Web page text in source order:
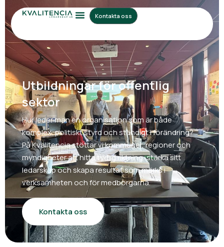
Kontakta oss
Utbildningar för offentlig
sektor
Hur leder man en organisation som är både
komplex, politiskt styrd och ständigt i förändring?
På Kvalitencia stöttar vi kommuner, regioner och
myndigheter att hitta tydlig riktning, stärka sitt
ledarskap och skapa resultat som märks i
verksamheten och för medborgarna.
Kontakta oss